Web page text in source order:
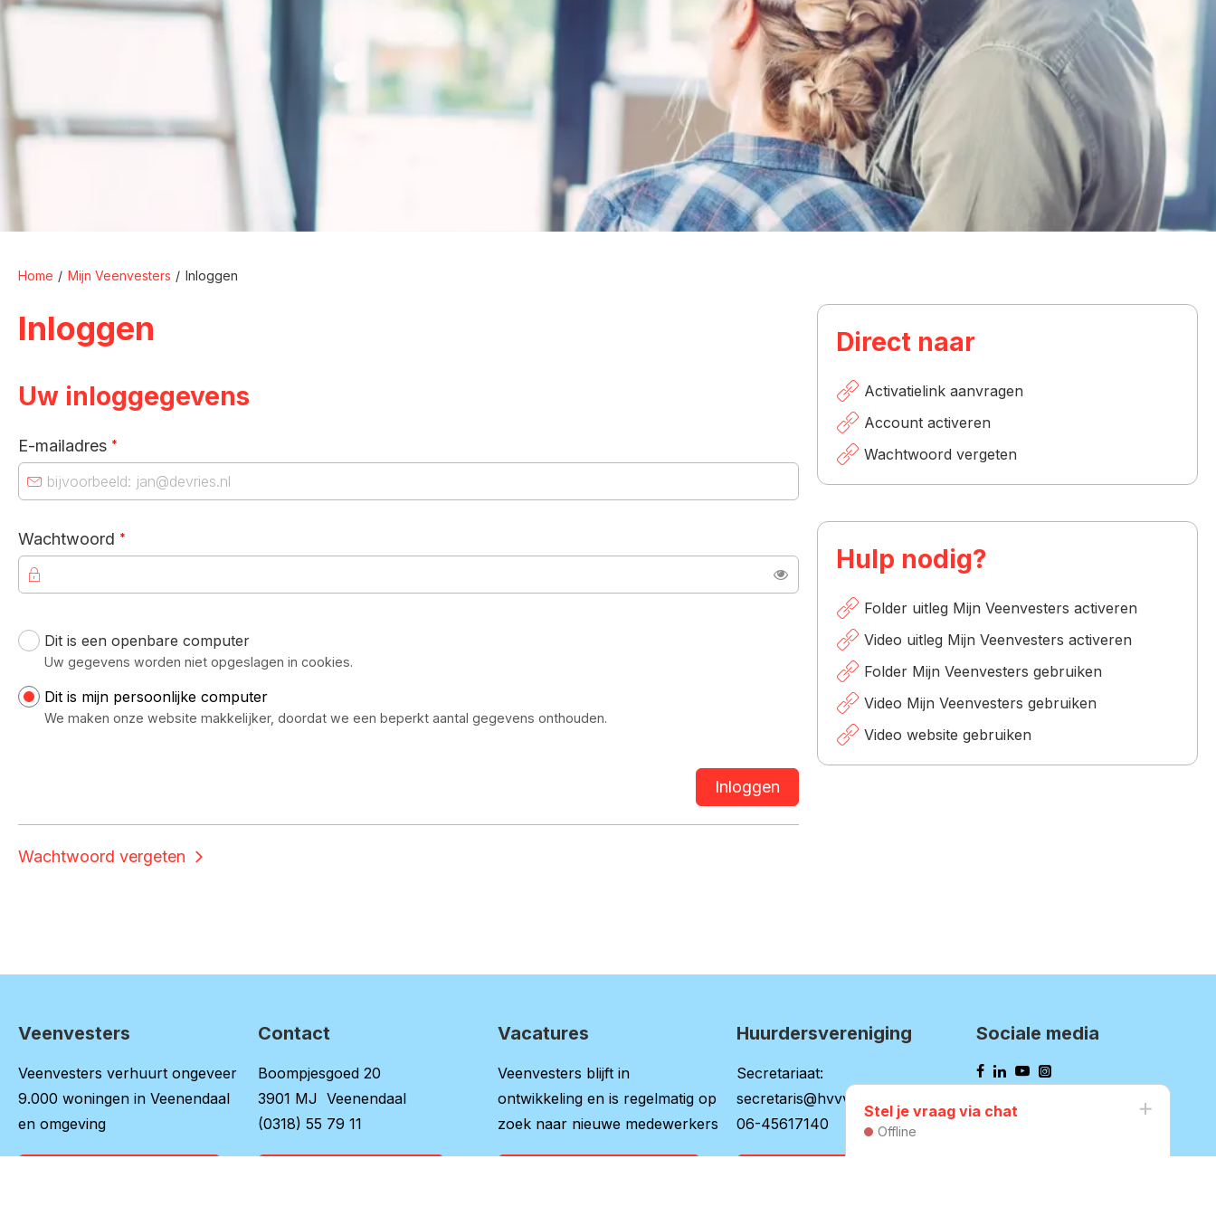
Home Mijn Veenvesters Inloggen
Inloggen
Uw inloggegevens
E-mailadres *
Wachtwoord *
Uw inloggegevens
Dit is een openbare computer
Uw gegevens worden niet opgeslagen in cookies.
Dit is mijn persoonlijke computer
We maken onze website makkelijker, doordat we een beperkt aantal gegevens onthouden.
Inloggen
Wachtwoord vergeten
Direct naar
Activatielink aanvragen
Account activeren
Wachtwoord vergeten
Hulp nodig?
Folder uitleg Mijn Veenvesters activeren
Video uitleg Mijn Veenvesters activeren
Folder Mijn Veenvesters gebruiken
Video Mijn Veenvesters gebruiken
Video website gebruiken
Contactinformatie
Veenvesters
Veenvesters verhuurt ongeveer
9.000 woningen in Veenendaal
en omgeving
Contact
Boompjesgoed 20
3901 MJ Veenendaal
(0318) 55 79 11
Vacatures
Veenvesters blijft in
ontwikkeling en is regelmatig op
zoek naar nieuwe medewerkers
Huurdersvereniging
Secretariaat:
secretaris@hvvv.nl
06-45617140
Sociale media
Stel je vraag via chat
Offline